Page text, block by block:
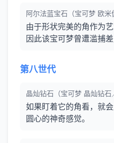
阿尔法蓝宝石（宝可梦 欧米
由于形状完美的角作为
因此该宝可梦曾遭滥捕差
第八世代
晶灿钻石（宝可梦 晶灿钻石
如果盯着它的角看，就
圆心的神奇感觉。